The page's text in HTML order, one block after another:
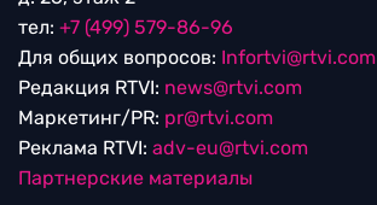
тел: +7 (499) 579-86-96
Для общих вопросов: Infortvi@rtvi.com
Редакция RTVI: news@rtvi.com
Маркетинг/PR: pr@rtvi.com
Реклама RTVI: adv-eu@rtvi.com
Партнерские материалы